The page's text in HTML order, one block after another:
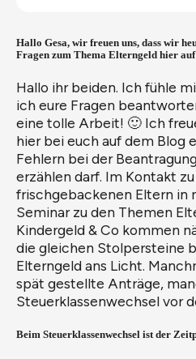
Hallo Gesa, wir freuen uns, dass wir
Fragen zum Thema Elterngeld hier
Hallo ihr beiden. Ich fühle
ich eure Fragen
eine tolle Arbeit! 🙂 Ich
hier bei euch auf dem Blog
Fehlern bei der
erzählen darf. Im Kontakt
frischgebackenen Eltern in
Seminar zu den Themen
Kindergeld & Co kommen
die gleichen Stolpersteine
Elterngeld ans Licht.
spät gestellte Anträge,
Steuerklassenwechsel vor
Beim Steuerklassenwechsel ist der